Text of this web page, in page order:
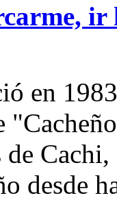
en
desde